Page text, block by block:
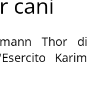
cani
Thor di
Karim